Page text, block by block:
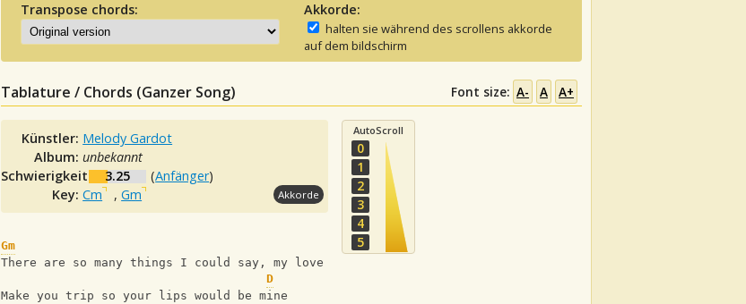
Transpose chords: Akkorde:
halten sie während des scrollens akkorde
auf dem bildschirm
Tablature / Chords (Ganzer Song) Font size: A- A A+
Künstler: Melody Gardot
Album:unbekannt
Schwierigkeit:
3.25 (Anfänger)
Key:Cm ,Gm Akkorde
AutoScroll
0
1
2
3
4
5
Gm
There are so many things I could say, my love
D
Make you trip so your lips would be mine